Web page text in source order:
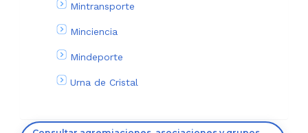
Mintransporte
Minciencia
Mindeporte
Urna de Cristal